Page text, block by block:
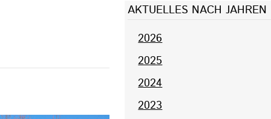
AKTUELLES NACH JAHREN
2026
2025
2024
2023